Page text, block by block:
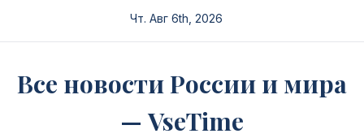
Чт. Авг 6th, 2026
Все новости России и мира
— VseTime